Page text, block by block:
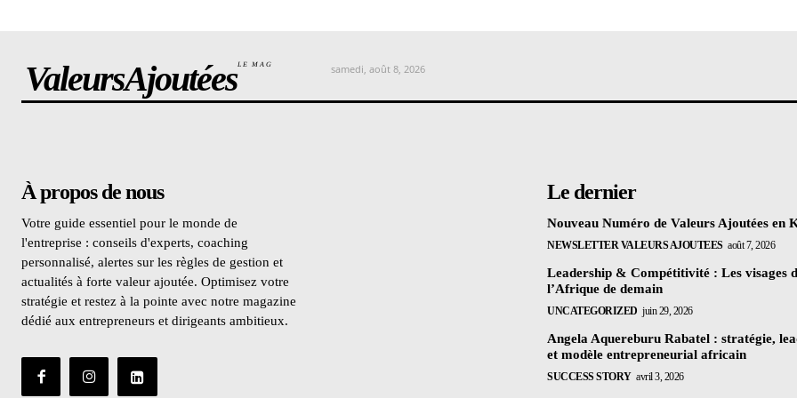
ValeursAjoutéesLE MAG samedi, août 8, 2026
À propos de nous
Votre guide essentiel pour le monde de
l'entreprise : conseils d'experts, coaching
personnalisé, alertes sur les règles de gestion et
actualités à forte valeur ajoutée. Optimisez votre
stratégie et restez à la pointe avec notre magazine
dédié aux entrepreneurs et dirigeants ambitieux.
Le dernier
Nouveau Numéro de Valeurs Ajoutées en
NEWSLETTER VALEURS AJOUTEES août 7, 2026
Leadership & Compétitivité : Les visages
l’Afrique de demain
UNCATEGORIZED juin 29, 2026
Angela Aquereburu Rabatel : stratégie,
et modèle entrepreneurial africain
SUCCESS STORY avril 3, 2026